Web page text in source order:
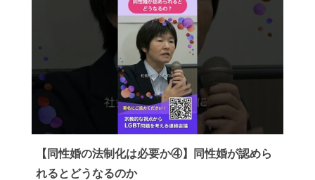
【同性婚の法制化は必要か④】同性婚が認めら
れるとどうなるのか